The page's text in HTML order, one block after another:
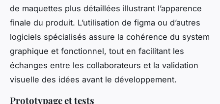
de maquettes plus détaillées illustrant l’apparence
finale du produit. L’utilisation de figma ou d’autres
logiciels spécialisés assure la cohérence du system
graphique et fonctionnel, tout en facilitant les
échanges entre les collaborateurs et la validation
visuelle des idées avant le développement.
Prototypage et tests